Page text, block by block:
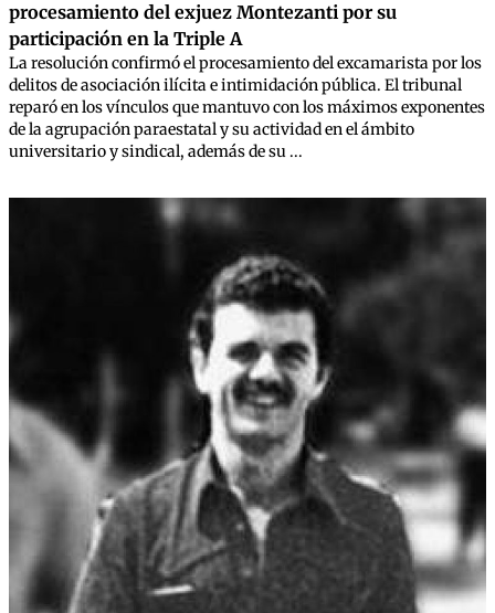
procesamiento del exjuez Montezanti por su
participación en la Triple A
La resolución confirmó el procesamiento del excamarista por los
delitos de asociación ilícita e intimidación pública. El tribunal
reparó en los vínculos que mantuvo con los máximos exponentes
de la agrupación paraestatal y su actividad en el ámbito
universitario y sindical, además de su ...